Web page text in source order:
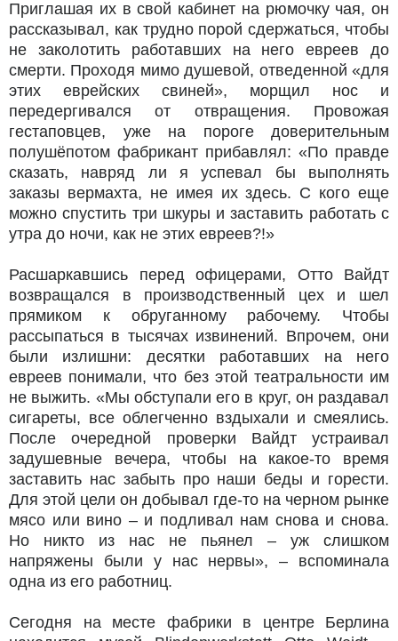
Приглашая их в свой кабинет на рюмочку чая, он
рассказывал, как трудно порой сдержаться, чтобы
не заколотить работавших на него евреев до
смерти. Проходя мимо душевой, отведенной «для
этих еврейских свиней», морщил нос и
передергивался от отвращения. Провожая
гестаповцев, уже на пороге доверительным
полушёпотом фабрикант прибавлял: «По правде
сказать, навряд ли я успевал бы выполнять
заказы вермахта, не имея их здесь. С кого еще
можно спустить три шкуры и заставить работать с
утра до ночи, как не этих евреев?!»
Расшаркавшись перед офицерами, Отто Вайдт
возвращался в производственный цех и шел
прямиком к обруганному рабочему. Чтобы
рассыпаться в тысячах извинений. Впрочем, они
были излишни: десятки работавших на него
евреев понимали, что без этой театральности им
не выжить. «Мы обступали его в круг, он раздавал
сигареты, все облегченно вздыхали и смеялись.
После очередной проверки Вайдт устраивал
задушевные вечера, чтобы на какое-то время
заставить нас забыть про наши беды и горести.
Для этой цели он добывал где-то на черном рынке
мясо или вино – и подливал нам снова и снова.
Но никто из нас не пьянел – уж слишком
напряжены были у нас нервы», – вспоминала
одна из его работниц.
Сегодня на месте фабрики в центре Берлина